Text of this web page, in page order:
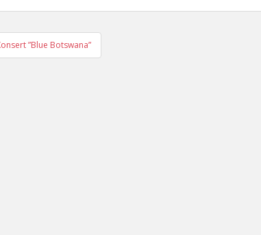
”Blue Botswana”